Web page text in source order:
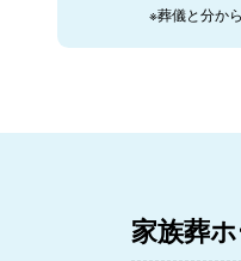
※葬儀と分か
家族葬